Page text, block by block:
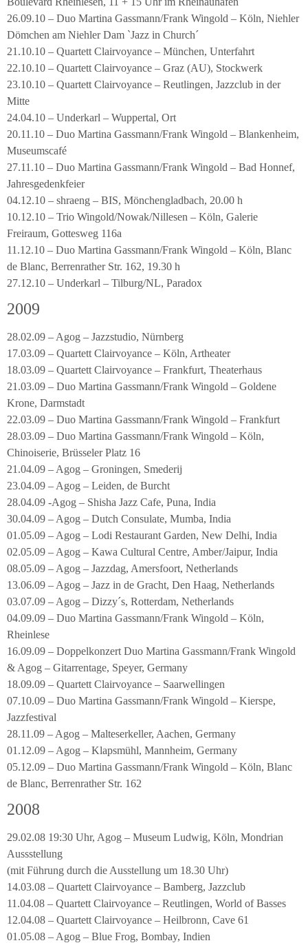
26.09.10 – Duo Martina Gassmann/Frank Wingold – Köln, Niehler
Dömchen am Niehler Dam `Jazz in Church´
21.10.10 – Quartett Clairvoyance – München, Unterfahrt
22.10.10 – Quartett Clairvoyance – Graz (AU), Stockwerk
23.10.10 – Quartett Clairvoyance – Reutlingen, Jazzclub in der
Mitte
24.04.10 – Underkarl – Wuppertal, Ort
20.11.10 – Duo Martina Gassmann/Frank Wingold – Blankenheim,
Museumscafé
27.11.10 – Duo Martina Gassmann/Frank Wingold – Bad Honnef,
Jahresgedenkfeier
04.12.10 – shraeng – BIS, Mönchengladbach, 20.00 h
10.12.10 – Trio Wingold/Nowak/Nillesen – Köln, Galerie
Freiraum, Gottesweg 116a
11.12.10 – Duo Martina Gassmann/Frank Wingold – Köln, Blanc
de Blanc, Berrenrather Str. 162, 19.30 h
27.12.10 – Underkarl – Tilburg/NL, Paradox
2009
28.02.09 – Agog – Jazzstudio, Nürnberg
17.03.09 – Quartett Clairvoyance – Köln, Artheater
18.03.09 – Quartett Clairvoyance – Frankfurt, Theaterhaus
21.03.09 – Duo Martina Gassmann/Frank Wingold – Goldene
Krone, Darmstadt
22.03.09 – Duo Martina Gassmann/Frank Wingold – Frankfurt
28.03.09 – Duo Martina Gassmann/Frank Wingold – Köln,
Chinoiserie, Brüsseler Platz 16
21.04.09 – Agog – Groningen, Smederij
23.04.09 – Agog – Leiden, de Burcht
28.04.09 -Agog – Shisha Jazz Cafe, Puna, India
30.04.09 – Agog – Dutch Consulate, Mumba, India
01.05.09 – Agog – Lodi Restaurant Garden, New Delhi, India
02.05.09 – Agog – Kawa Cultural Centre, Amber/Jaipur, India
08.05.09 – Agog – Jazzdag, Amersfoort, Netherlands
13.06.09 – Agog – Jazz in de Gracht, Den Haag, Netherlands
03.07.09 – Agog – Dizzy´s, Rotterdam, Netherlands
04.09.09 – Duo Martina Gassmann/Frank Wingold – Köln,
Rheinlese
16.09.09 – Doppelkonzert Duo Martina Gassmann/Frank Wingold
& Agog – Gitarrentage, Speyer, Germany
18.09.09 – Quartett Clairvoyance – Saarwellingen
07.10.09 – Duo Martina Gassmann/Frank Wingold – Kierspe,
Jazzfestival
28.11.09 – Agog – Malteserkeller, Aachen, Germany
01.12.09 – Agog – Klapsmühl, Mannheim, Germany
05.12.09 – Duo Martina Gassmann/Frank Wingold – Köln, Blanc
de Blanc, Berrenrather Str. 162
2008
29.02.08 19:30 Uhr, Agog – Museum Ludwig, Köln, Mondrian
Aussstellung
(mit Führung durch die Ausstellung um 18.30 Uhr)
14.03.08 – Quartett Clairvoyance – Bamberg, Jazzclub
11.04.08 – Quartett Clairvoyance – Reutlingen, World of Basses
12.04.08 – Quartett Clairvoyance – Heilbronn, Cave 61
01.05.08 – Agog – Blue Frog, Bombay, Indien